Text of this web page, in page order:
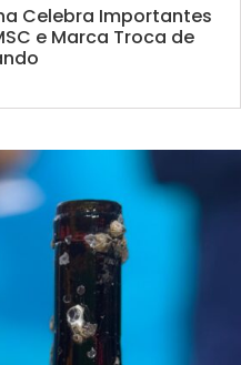
Celebra Importantes
e Marca Troca de